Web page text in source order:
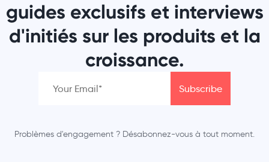
guides exclusifs et interviews
d'initiés sur les produits et la
croissance.
Problèmes d'engagement ? Désabonnez-vous à tout moment.